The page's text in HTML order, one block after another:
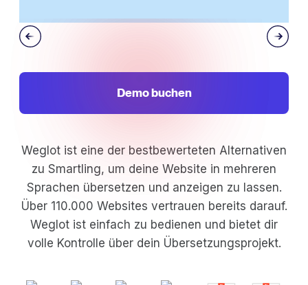
Demo buchen
Weglot ist eine der bestbewerteten Alternativen
zu Smartling, um deine Website in mehreren
Sprachen übersetzen und anzeigen zu lassen.
Über 110.000 Websites vertrauen bereits darauf.
Weglot ist einfach zu bedienen und bietet dir
volle Kontrolle über dein Übersetzungsprojekt.